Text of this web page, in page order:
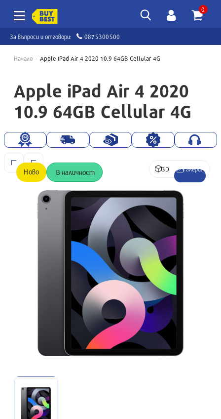
0
За въпроси и отговори: 0875300500
Начало Apple IPad Air 4 2020 10.9 64GB Cellular 4G
Apple iPad Air 4 2020
10.9 64GB Cellular 4G
Ново В наличност 3D Галерия